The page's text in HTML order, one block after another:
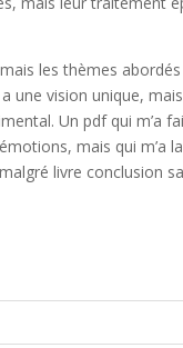
mais les thèmes
une vision unique,
Un pdf qui m’a
mais qui m’a
livre conclusion